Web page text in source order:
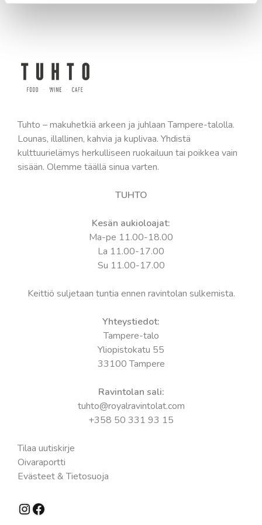
Tuhto – makuhetkiä arkeen ja juhlaan Tampere-talolla.
Lounas, illallinen, kahvia ja kuplivaa. Yhdistä
kulttuurielämys herkulliseen ruokailuun tai poikkea vain
sisään. Olemme täällä sinua varten.
TUHTO
Kesän aukioloajat:
Ma-pe 11.00-18.00
La 11.00-17.00
Su 11.00-17.00
Keittiö suljetaan tuntia ennen ravintolan sulkemista.
Yhteystiedot:
Tampere-talo
Yliopistokatu 55
33100 Tampere
Ravintolan sali:
tuhto@royalravintolat.com
+358 50 331 93 15
Tilaa uutiskirje
Oivaraportti
Evästeet & Tietosuoja
Instagram
Facebook